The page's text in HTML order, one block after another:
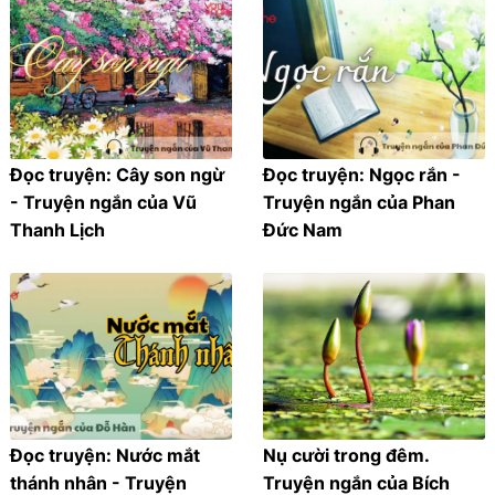
Đọc truyện: Cây son ngừ
- Truyện ngắn của Vũ
Thanh Lịch
Đọc truyện: Ngọc rắn -
Truyện ngắn của Phan
Đức Nam
Đọc truyện: Nước mắt
thánh nhân - Truyện
Nụ cười trong đêm.
Truyện ngắn của Bích